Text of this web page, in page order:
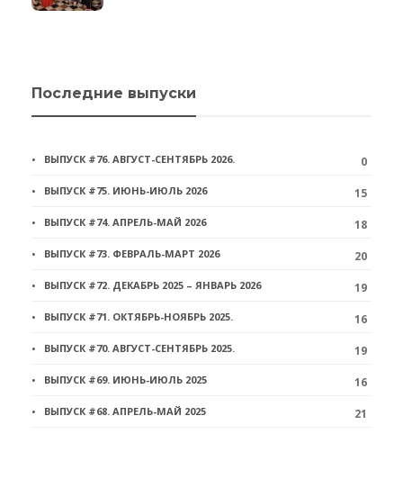
Последние выпуски
ВЫПУСК #76. АВГУСТ-СЕНТЯБРЬ 2026. 0
ВЫПУСК #75. ИЮНЬ-ИЮЛЬ 2026 15
ВЫПУСК #74. АПРЕЛЬ-МАЙ 2026 18
ВЫПУСК #73. ФЕВРАЛЬ-МАРТ 2026 20
ВЫПУСК #72. ДЕКАБРЬ 2025 – ЯНВАРЬ 2026 19
ВЫПУСК #71. ОКТЯБРЬ-НОЯБРЬ 2025. 16
ВЫПУСК #70. АВГУСТ-СЕНТЯБРЬ 2025. 19
ВЫПУСК #69. ИЮНЬ-ИЮЛЬ 2025 16
ВЫПУСК #68. АПРЕЛЬ-МАЙ 2025 21